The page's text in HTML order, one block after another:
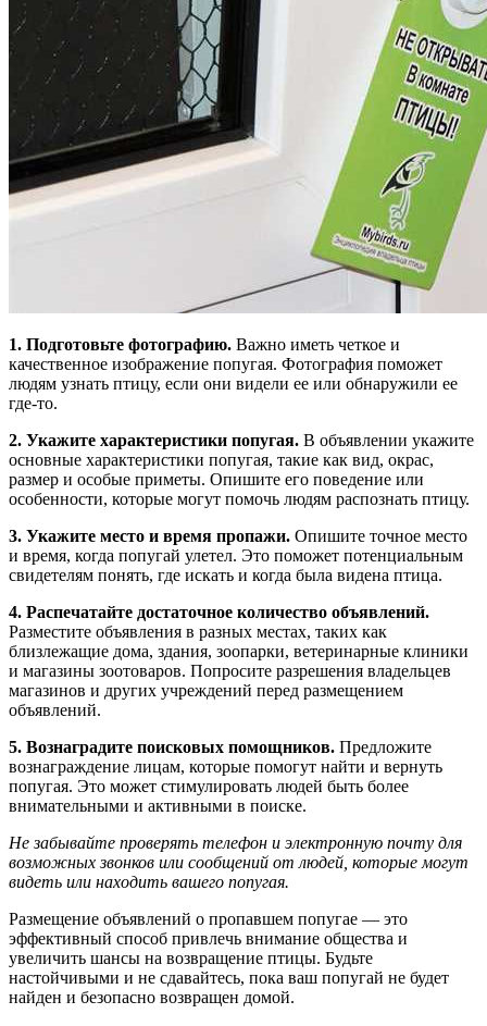
1. Подготовьте фотографию. Важно иметь четкое и
качественное изображение попугая. Фотография поможет
людям узнать птицу, если они видели ее или обнаружили ее
где-то.
2. Укажите характеристики попугая. В объявлении укажите
основные характеристики попугая, такие как вид, окрас,
размер и особые приметы. Опишите его поведение или
особенности, которые могут помочь людям распознать птицу.
3. Укажите место и время пропажи. Опишите точное место
и время, когда попугай улетел. Это поможет потенциальным
свидетелям понять, где искать и когда была видена птица.
4. Распечатайте достаточное количество объявлений.
Разместите объявления в разных местах, таких как
близлежащие дома, здания, зоопарки, ветеринарные клиники
и магазины зоотоваров. Попросите разрешения владельцев
магазинов и других учреждений перед размещением
объявлений.
5. Вознаградите поисковых помощников. Предложите
вознаграждение лицам, которые помогут найти и вернуть
попугая. Это может стимулировать людей быть более
внимательными и активными в поиске.
Не забывайте проверять телефон и электронную почту для
возможных звонков или сообщений от людей, которые могут
видеть или находить вашего попугая.
Размещение объявлений о пропавшем попугае — это
эффективный способ привлечь внимание общества и
увеличить шансы на возвращение птицы. Будьте
настойчивыми и не сдавайтесь, пока ваш попугай не будет
найден и безопасно возвращен домой.